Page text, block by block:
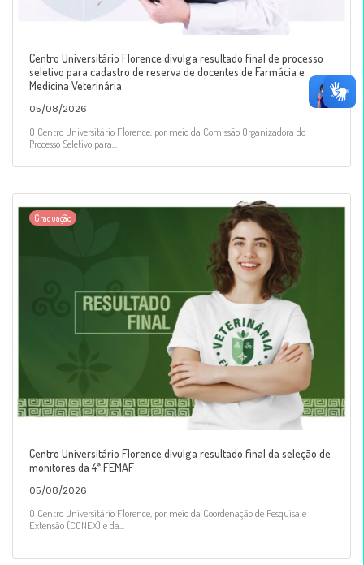
Centro Universitário Florence divulga resultado final de processo
seletivo para cadastro de reserva de docentes de Farmácia e
Medicina Veterinária
05/08/2026
O Centro Universitário Florence, por meio da Comissão Organizadora do
Processo Seletivo para...
Graduação
Centro Universitário Florence divulga resultado final da seleção de
monitores da 4ª FEMAF
05/08/2026
O Centro Universitário Florence, por meio da Coordenação de Pesquisa e
Extensão (CONEX) e da...